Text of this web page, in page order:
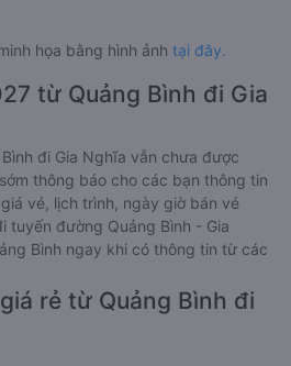
họa bằng hình ảnh tại đây.
từ Quảng Bình đi Gia
đi Gia Nghĩa vẫn chưa được
thông báo cho các bạn thông tin
vé, lịch trình, ngày giờ bán vé
tuyến đường Quảng Bình - Gia
Bình ngay khi có thông tin từ các
rẻ từ Quảng Bình đi